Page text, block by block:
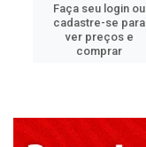
Faça seu login ou
cadastre-se para
ver preços e
comprar